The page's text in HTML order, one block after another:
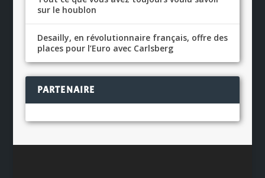
sur le houblon
Desailly, en révolutionnaire français, offre des
places pour l’Euro avec Carlsberg
PARTENAIRE